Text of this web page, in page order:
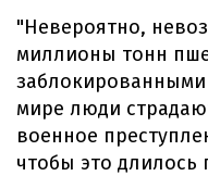
"Невероятно,
миллионы тонн
мире люди
военное
чтобы это длилось